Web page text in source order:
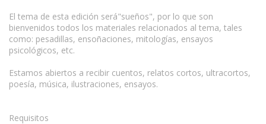
El tema de esta edición será"sueños", por lo que son
bienvenidos todos los materiales relacionados al tema, tales
como: pesadillas, ensoñaciones, mitologías, ensayos
psicológicos, etc.
Estamos abiertos a recibir cuentos, relatos cortos, ultracortos,
poesía, música, ilustraciones, ensayos.
Requisitos